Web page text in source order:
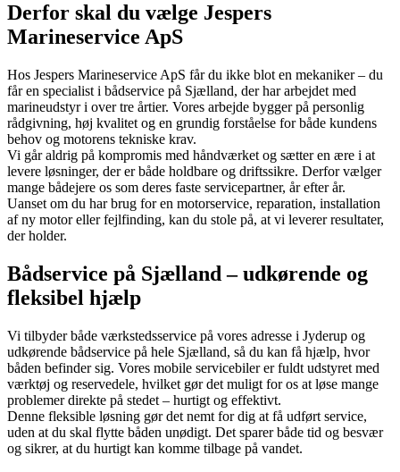
Derfor skal du vælge Jespers
Marineservice ApS
Hos Jespers Marineservice ApS får du ikke blot en mekaniker – du
får en specialist i bådservice på Sjælland, der har arbejdet med
marineudstyr i over tre årtier. Vores arbejde bygger på personlig
rådgivning, høj kvalitet og en grundig forståelse for både kundens
behov og motorens tekniske krav.
Vi går aldrig på kompromis med håndværket og sætter en ære i at
levere løsninger, der er både holdbare og driftssikre. Derfor vælger
mange bådejere os som deres faste servicepartner, år efter år.
Uanset om du har brug for en motorservice, reparation, installation
af ny motor eller fejlfinding, kan du stole på, at vi leverer resultater,
der holder.
Bådservice på Sjælland – udkørende og
fleksibel hjælp
Vi tilbyder både værkstedsservice på vores adresse i Jyderup og
udkørende bådservice på hele Sjælland, så du kan få hjælp, hvor
båden befinder sig. Vores mobile servicebiler er fuldt udstyret med
værktøj og reservedele, hvilket gør det muligt for os at løse mange
problemer direkte på stedet – hurtigt og effektivt.
Denne fleksible løsning gør det nemt for dig at få udført service,
uden at du skal flytte båden unødigt. Det sparer både tid og besvær
og sikrer, at du hurtigt kan komme tilbage på vandet.